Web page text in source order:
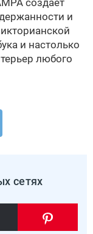
создает
и
и настолько
любого
сетях